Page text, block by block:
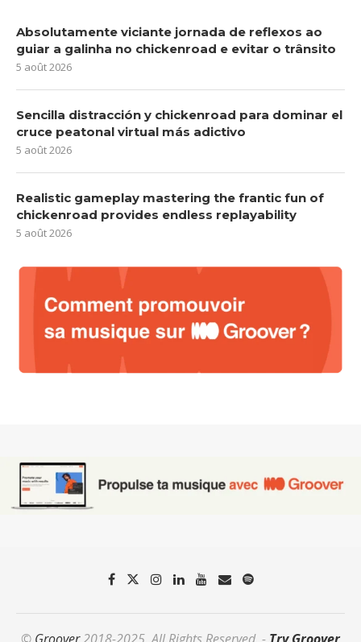
Absolutamente viciante jornada de reflexos ao
guiar a galinha no chickenroad e evitar o trânsito
5 août 2026
Sencilla distracción y chickenroad para dominar el
cruce peatonal virtual más adictivo
5 août 2026
Realistic gameplay mastering the frantic fun of
chickenroad provides endless replayability
5 août 2026